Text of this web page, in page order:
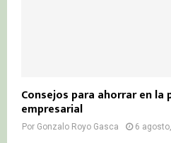
Consejos para ahorrar en la
empresarial
Por Gonzalo Royo Gasca 6